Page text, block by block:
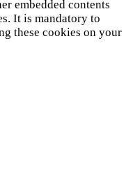
embedded contents
It is mandatory to
these cookies on your